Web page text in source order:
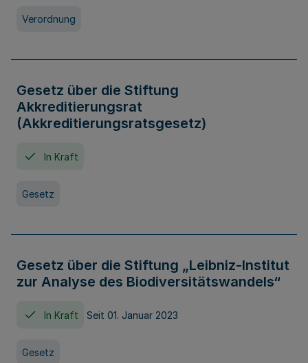
Verordnung
Gesetz über die Stiftung
Akkreditierungsrat
(Akkreditierungsratsgesetz)
In Kraft
Gesetz
Gesetz über die Stiftung „Leibniz-Institut
zur Analyse des Biodiversitätswandels“
In Kraft Seit 01. Januar 2023
Gesetz